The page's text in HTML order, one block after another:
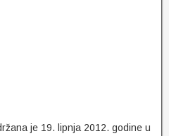
je 19. lipnja 2012. godine u